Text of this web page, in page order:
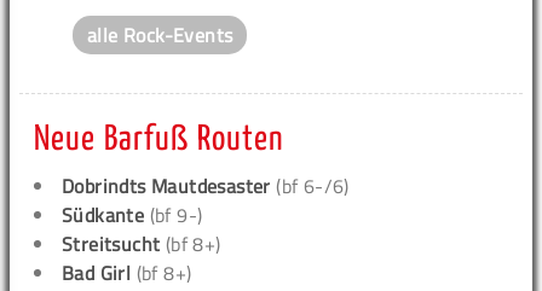
alle Rock-Events
Neue Barfuß Routen
Dobrindts Mautdesaster (bf 6-/6)
Südkante (bf 9-)
Streitsucht (bf 8+)
Bad Girl (bf 8+)